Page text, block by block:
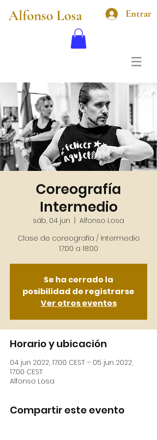
Alfonso Losa Entrar
Coreografía
Intermedio
sáb, 04 jun
  |
Alfonso Losa
Clase de coreografía / Intermedio
Se ha cerrado la
posibilidad de registrarse
Ver otros eventos
Horario y ubicación
04 jun 2022, 17:00 CEST – 05 jun 2022,
17:00 CEST
Alfonso Losa
Compartir este evento